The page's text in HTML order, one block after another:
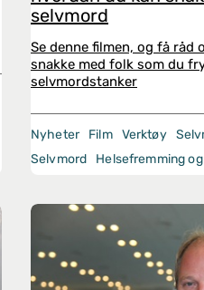
selvmord
Se denne filmen, og få råd
snakke med folk som du
selvmordstanker
Nyheter Film Verktøy
Selvmord
Helsefremming